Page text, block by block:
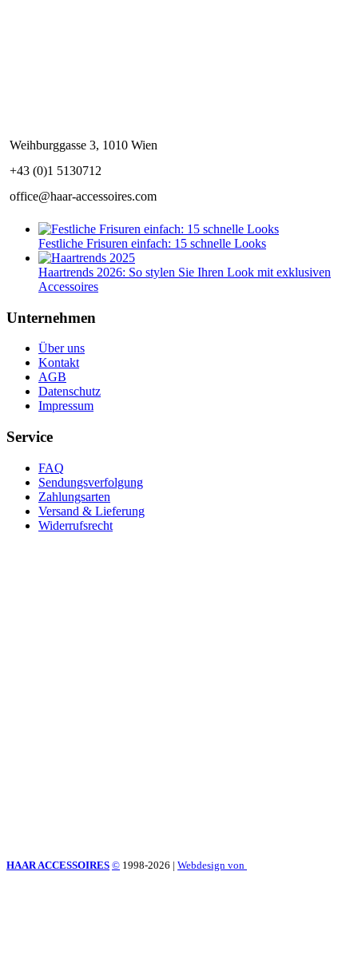
Weihburggasse 3, 1010 Wien
+43 (0)1 5130712
office@haar-accessoires.com
Festliche Frisuren einfach: 15 schnelle Looks
Haartrends 2026: So stylen Sie Ihren Look mit exklusiven
Accessoires
Unternehmen
Über uns
Kontakt
AGB
Datenschutz
Impressum
Service
FAQ
Sendungsverfolgung
Zahlungsarten
Versand & Lieferung
Widerrufsrecht
HAAR ACCESSOIRES © 1998-2026 | Webdesign von